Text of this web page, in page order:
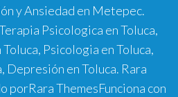
y Ansiedad en Metepec.
Psicologica en Toluca,
Psicologia en Toluca,
Depresión en Toluca. Rara
porRara ThemesFunciona con